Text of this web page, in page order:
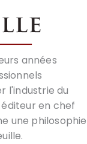
années
l'industrie du
en chef
une philosophie